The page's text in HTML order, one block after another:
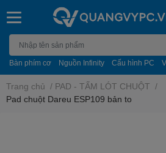
Bàn phím cơ Nguồn Infinity Cấu hình PC
Trang chủ / PAD - TẤM LÓT CHUỘT /
Pad chuột Dareu ESP109 bản to